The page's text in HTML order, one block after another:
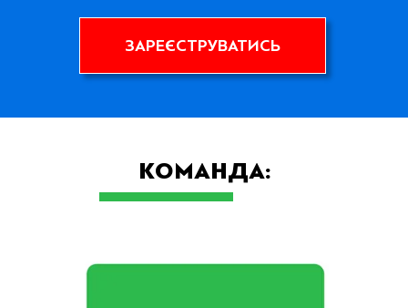
ЗАРЕЄСТРУВАТИСЬ
КОМАНДА: